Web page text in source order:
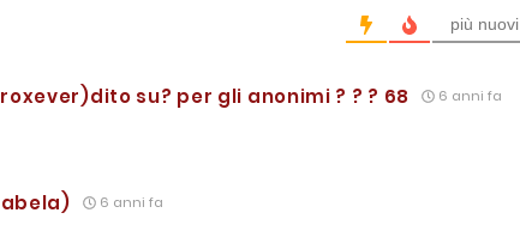
più nuovi
su? per gli anonimi ? ? ? 68 6 anni fa
6 anni fa